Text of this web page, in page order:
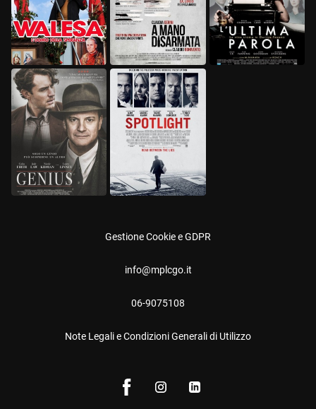
Gestione Cookie e GDPR
info@mplcgo.it
06-9075108
Note Legali e Condizioni Generali di Utilizzo